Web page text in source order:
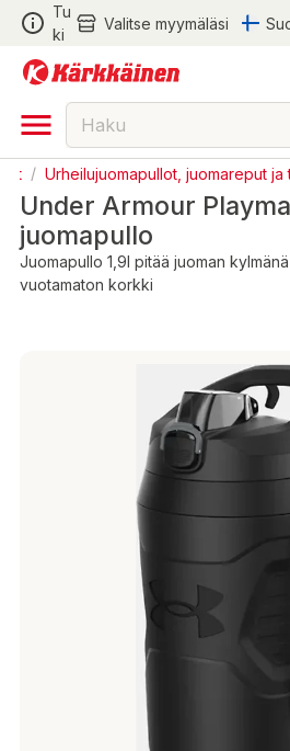
Tu
ki
Valitse myymäläsi
/ Urheilujuomapullot, juomareput
Under Armour
juomapullo
Juomapullo 1,9l pitää juoman
vuotamaton korkki